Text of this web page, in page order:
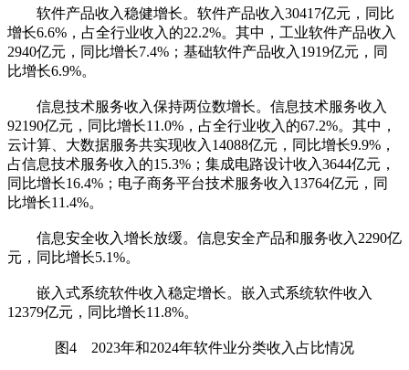
软件产品收入稳健增长。软件产品收入30417亿元，同比
增长6.6%，占全行业收入的22.2%。其中，工业软件产品收入
2940亿元，同比增长7.4%；基础软件产品收入1919亿元，同
比增长6.9%。
信息技术服务收入保持两位数增长。信息技术服务收入
92190亿元，同比增长11.0%，占全行业收入的67.2%。其中，
云计算、大数据服务共实现收入14088亿元，同比增长9.9%，
占信息技术服务收入的15.3%；集成电路设计收入3644亿元，
同比增长16.4%；电子商务平台技术服务收入13764亿元，同
比增长11.4%。
信息安全收入增长放缓。信息安全产品和服务收入2290亿
元，同比增长5.1%。
嵌入式系统软件收入稳定增长。嵌入式系统软件收入
12379亿元，同比增长11.8%。
图4 2023年和2024年软件业分类收入占比情况